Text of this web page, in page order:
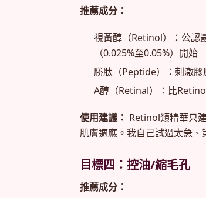
推薦成分：
視黃醇（Retinol）：公認
（0.025%至0.05%）開始
勝肽（Peptide）：刺激
A醇（Retinal）：比
使用建議： Retinol類精華只
肌膚適應。我自己試過太急
目標四：控油/縮毛孔
推薦成分：